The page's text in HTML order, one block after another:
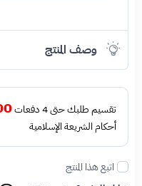
وصف المنتج
تقسيم طلبك حتى 4 دفعات
أحكام الشريعة الإسلامية
اتبع هذا المنتج